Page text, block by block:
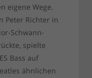
eigene Wege.
Peter Richter in
Schwann-
spielte
Bass auf
ähnlichen